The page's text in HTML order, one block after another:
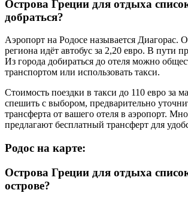
Острова Греции для отдыха
добраться?
Аэропорт на Родосе называется Диагорас.
региона идёт автобус за 2,20 евро. В пути
Из города добираться до отеля можно
транспортом или использовать такси.
Стоимость поездки в такси до 110 евро за
спешить с выбором, предварительно
трансферта от вашего отеля в аэропорт.
предлагают бесплатный трансферт для
Родос на карте:
Острова Греции для отдыха
острове?